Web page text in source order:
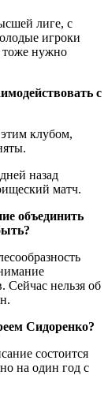
лиге, с
игроки
тоже нужно
с
клубом,
назад
матч.
объединить
нельзя об
Сидоренко?
состоится
на один год с